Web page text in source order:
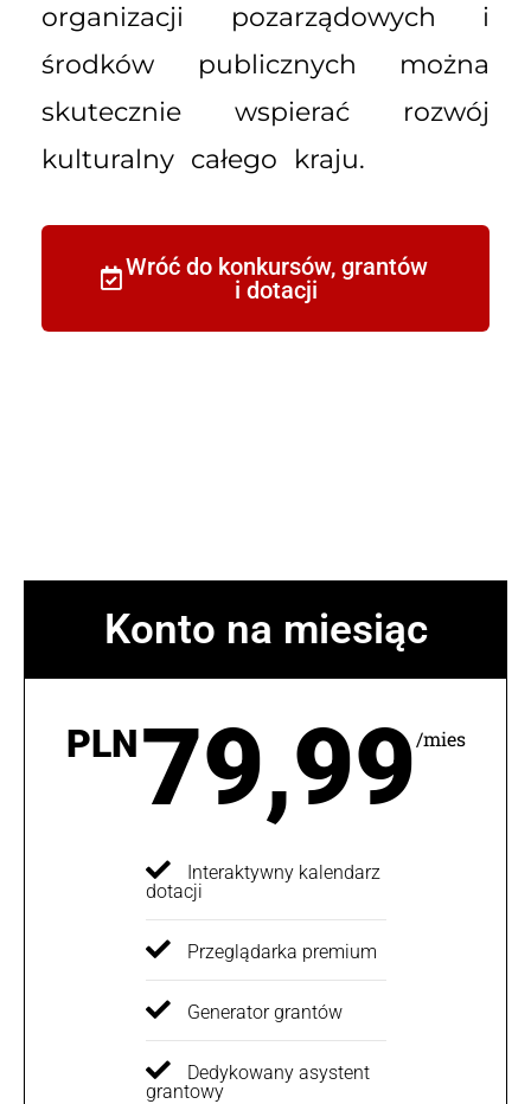
organizacji pozarządowych i
środków publicznych można
skutecznie wspierać rozwój
kulturalny całego kraju.
Wróć do konkursów, grantów
i dotacji
Konto na miesiąc
PLN79,99/mies
Interaktywny kalendarz
dotacji
Przeglądarka premium
Generator grantów
Dedykowany asystent
grantowy